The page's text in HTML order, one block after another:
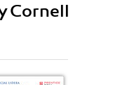
Cornell